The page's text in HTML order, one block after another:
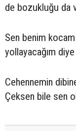
de bozukluğu da
Sen benim kocam
yollayacağım
Cehennemin
Çeksen bile sen